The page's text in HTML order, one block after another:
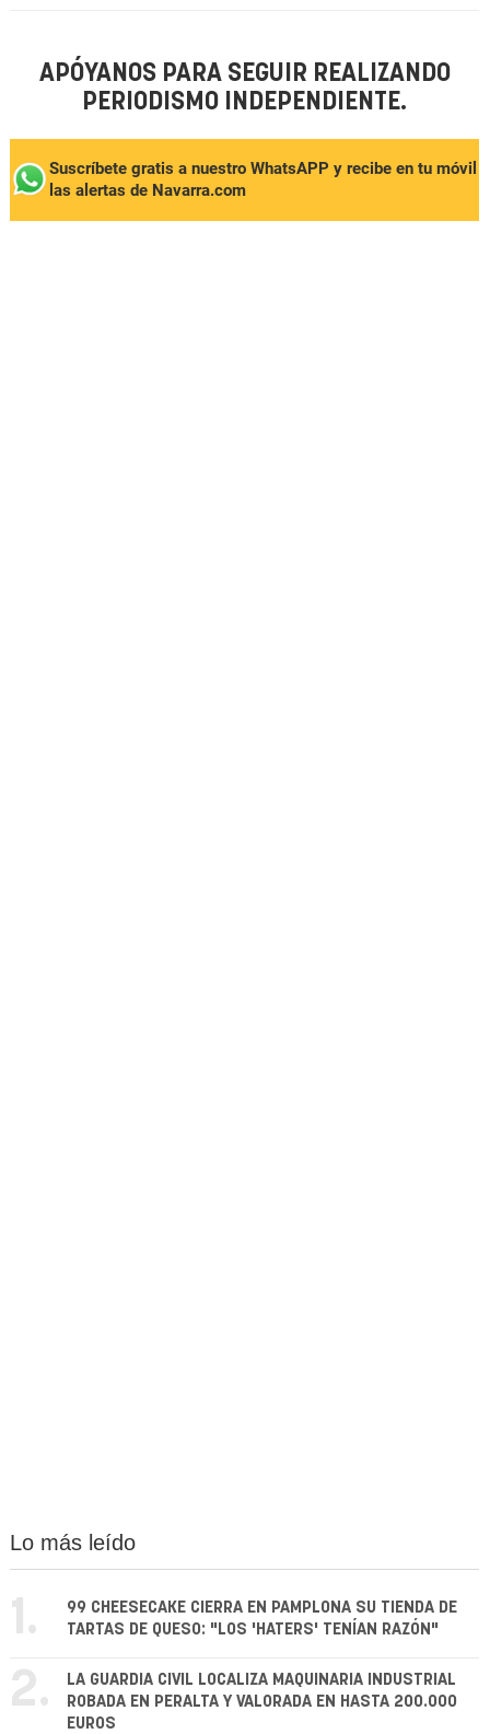
APÓYANOS PARA SEGUIR REALIZANDO
PERIODISMO INDEPENDIENTE.
Suscríbete gratis a nuestro WhatsAPP y recibe en tu móvil
las alertas de Navarra.com
Lo más leído
1.
99 CHEESECAKE CIERRA EN PAMPLONA SU TIENDA DE
TARTAS DE QUESO: "LOS 'HATERS' TENÍAN RAZÓN"
2.
LA GUARDIA CIVIL LOCALIZA MAQUINARIA INDUSTRIAL
ROBADA EN PERALTA Y VALORADA EN HASTA 200.000
EUROS